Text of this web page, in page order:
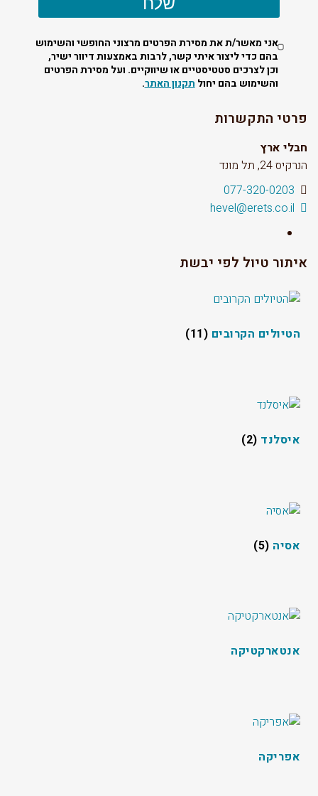
אני מאשר/ת את מסירת הפרטים מרצוני החופשי והשימוש
בהם כדי ליצור איתי קשר, לרבות באמצעות דיוור ישיר,
וכן לצרכים סטטיסטיים או שיווקיים. ועל מסירת הפרטים
והשימוש בהם יחול תקנון האתר.
פרטי התקשרות
חבלי ארץ
הנרקיס 24, תל מונד
077-320-0203
hevel@erets.co.il
איתור טיול לפי יבשת
הטיולים הקרובים (11)
איסלנד (2)
אסיה (5)
אנטארקטיקה
אפריקה